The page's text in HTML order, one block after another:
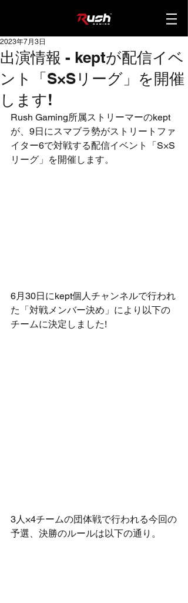
出演情報 - keptが配信イベ
ント「S×Sリーグ」を開催
します!
2023年7月3日
Rush Gaming所属ストリーマーのkept
が、9日にスマブラ勢がストリートファ
イター6で対戦する配信イベント「S×S
リーグ」を開催します。
6月30日にkept個人チャンネルで行われ
た「対戦メンバー決め」により以下の
チームに決定しました!
3人×4チームの団体戦で行われる今回の
予選、決勝のルールは以下の通り。